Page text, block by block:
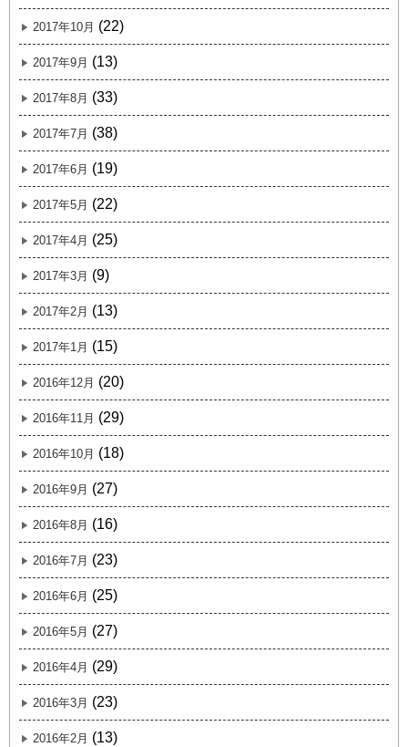
2017年10月 (22)
2017年9月 (13)
2017年8月 (33)
2017年7月 (38)
2017年6月 (19)
2017年5月 (22)
2017年4月 (25)
2017年3月 (9)
2017年2月 (13)
2017年1月 (15)
2016年12月 (20)
2016年11月 (29)
2016年10月 (18)
2016年9月 (27)
2016年8月 (16)
2016年7月 (23)
2016年6月 (25)
2016年5月 (27)
2016年4月 (29)
2016年3月 (23)
2016年2月 (13)